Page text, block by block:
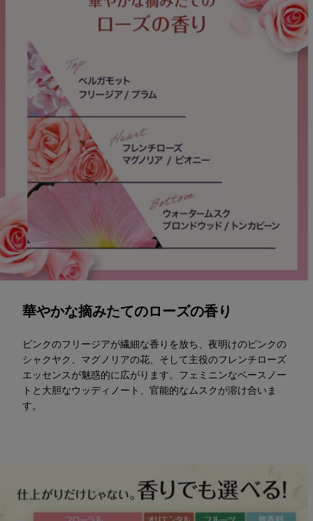
華やかな摘みたてのローズの香り
ピンクのフリージアが繊細な香りを放ち、夜明けのピンクの
シャクヤク、マグノリアの花、そして主役のフレンチローズ
エッセンスが魅惑的に広がります。フェミニンなベースノー
トと大胆なウッディノート、官能的なムスクが溶け合いま
す。